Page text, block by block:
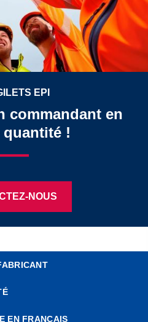
EPI
commandant en
quantité !
NOUS
EN FRANÇAIS